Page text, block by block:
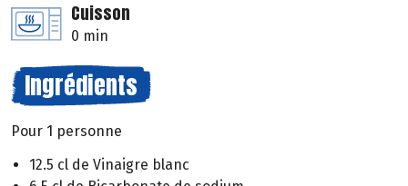
Cuisson
0 min
Ingrédients
Pour 1 personne
12.5 cl de Vinaigre blanc